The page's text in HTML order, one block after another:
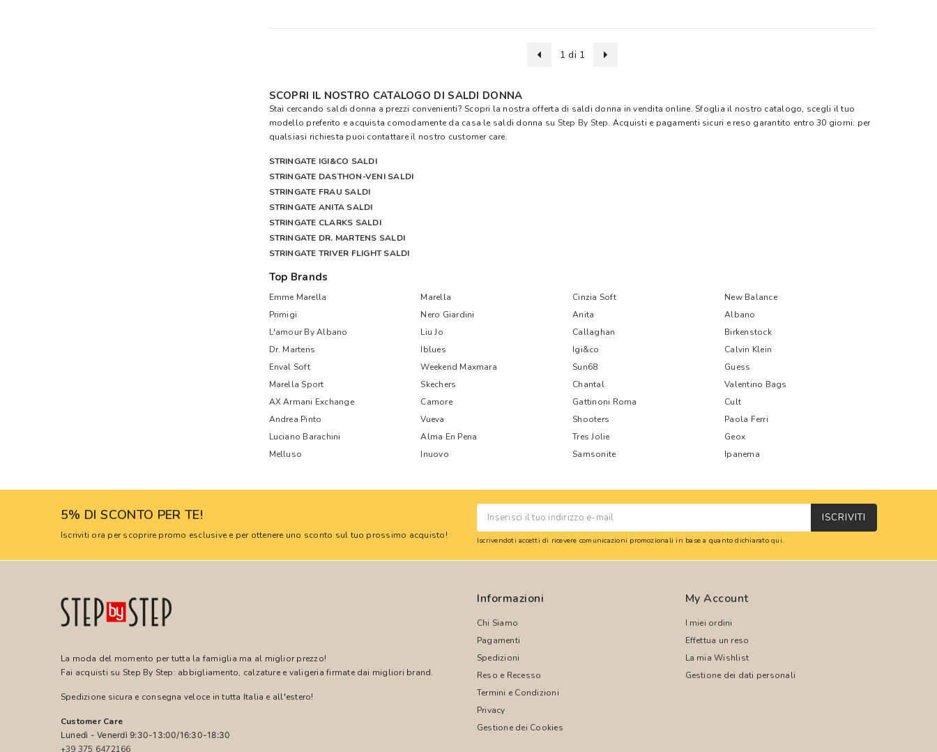
1 di 1
SCOPRI IL NOSTRO CATALOGO DI SALDI DONNA
Stai cercando saldi donna a prezzi convenienti? Scopri la nostra offerta di saldi donna in vendita online. Sfoglia il nostro catalogo, scegli il tuo
modello preferito e acquista comodamente da casa le saldi donna su Step By Step. Acquisti e pagamenti sicuri e reso garantito entro 30 giorni: per
qualsiasi richiesta puoi contattare il nostro customer care.
STRINGATE IGI&CO SALDI
STRINGATE DASTHON-VENI SALDI
STRINGATE FRAU SALDI
STRINGATE ANITA SALDI
STRINGATE CLARKS SALDI
STRINGATE DR. MARTENS SALDI
STRINGATE TRIVER FLIGHT SALDI
Top Brands
Emme Marella Marella Cinzia Soft
New Balance
Primigi
Nero Giardini Anita
Albano
L'amour By Albano
Liu Jo Callaghan
Birkenstock
Dr. Martens
Iblues Igi&co
Calvin Klein
Enval Soft
Weekend Maxmara Sun68
Guess
Marella Sport
Skechers Chantal
Valentino Bags
AX Armani Exchange
Camore Gattinoni Roma
Cult
Andrea Pinto
Vueva Shooters
Paola Ferri
Luciano Barachini
Alma En Pena Tres Jolie
Geox
Melluso
Inuovo Samsonite Ipanema
5% DI SCONTO PER TE!
Iscriviti ora per scoprire promo esclusive e per ottenere uno sconto sul tuo prossimo acquisto!
ISCRIVITI
Iscrivendoti accetti di ricevere comunicazioni promozionali in base a quanto dichiaratoqui.
La moda del momento per tutta la famiglia ma al miglior prezzo!
Fai acquisti su Step By Step: abbigliamento, calzature e valigeria firmate dai migliori brand.
Spedizione sicura e consegna veloce in tutta Italia e all'estero!
Customer Care
Lunedì - Venerdì 9:30-13:00/16:30-18:30
+39 375 6472166
Informazioni
Chi Siamo
Pagamenti
Spedizioni
Reso e Recesso
Termini e Condizioni
Privacy
Gestione dei Cookies
My Account
I miei ordini
Effettua un reso
La mia Wishlist
Gestione dei dati personali